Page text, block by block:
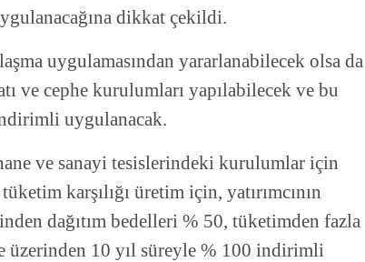
dikkat çekildi.
uygulamasından yararlanabilecek olsa da
ve cephe kurulumları yapılabilecek ve bu
uygulanacak.
ve sanayi tesislerindeki kurulumlar için
karşılığı üretim için, yatırımcının
dağıtım bedelleri % 50, tüketimden fazla
üzerinden 10 yıl süreyle % 100 indirimli